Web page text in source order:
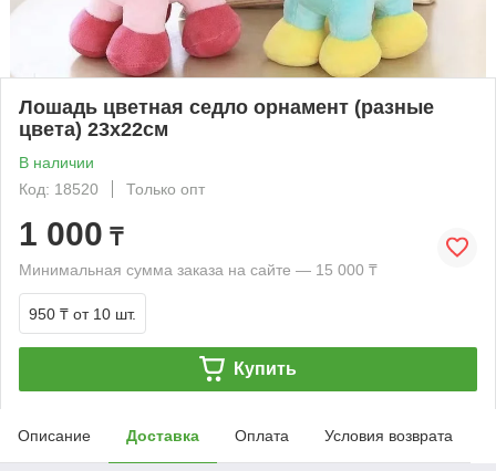
Лошадь цветная седло орнамент (разные
цвета) 23х22см
В наличии
Код: 18520
Только опт
1 000 ₸
Минимальная сумма заказа на сайте — 15 000 ₸
950 ₸ от 10 шт.
Купить
Описание Доставка Оплата Условия возврата